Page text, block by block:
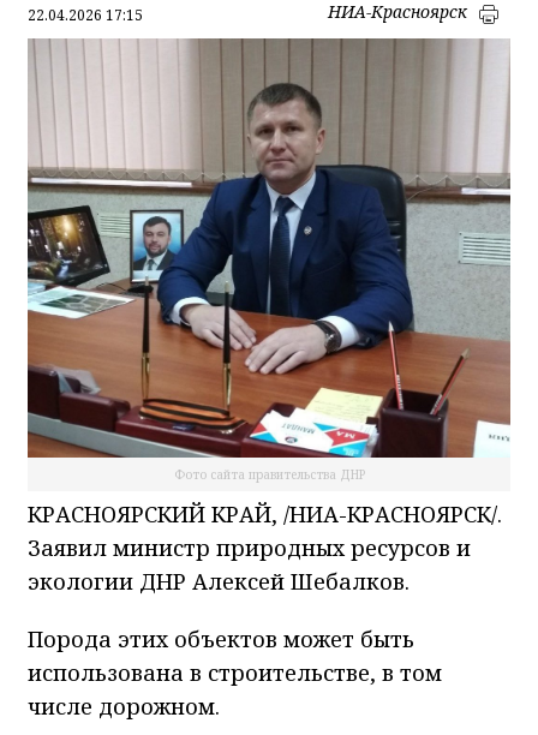
22.04.2026 17:15 НИА-Красноярск
Фото сайта правительства ДНР
КРАСНОЯРСКИЙ КРАЙ, /НИА-КРАСНОЯРСК/.
Заявил министр природных ресурсов и
экологии ДНР Алексей Шебалков.
Порода этих объектов может быть
использована в строительстве, в том
числе дорожном.